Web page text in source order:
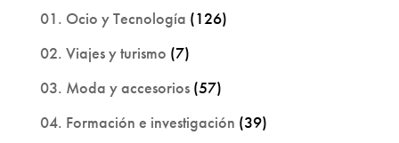
01. Ocio y Tecnología (126)
02. Viajes y turismo (7)
03. Moda y accesorios(57)
04. Formación e investigación (39)